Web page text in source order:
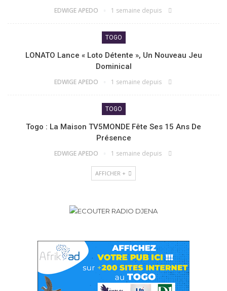
EDWIGE APEDO 1 semaine depuis
TOGO
LONATO Lance « Loto Détente », Un Nouveau Jeu
Dominical
EDWIGE APEDO 1 semaine depuis
TOGO
Togo : La Maison TV5MONDE Fête Ses 15 Ans De
Présence
EDWIGE APEDO 1 semaine depuis
AFFICHER +